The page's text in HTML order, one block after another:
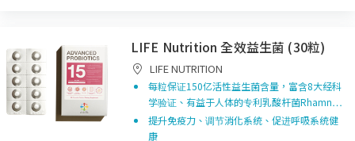
LIFE Nutrition 全效益生菌 (30粒)
LIFE NUTRITION
每粒保证150亿活性益生菌含量，富含8大经科
学验证、有益于人体的专利乳酸杆菌Rhamn…
提升免疫力、调节消化系统、促进呼吸系统健
康